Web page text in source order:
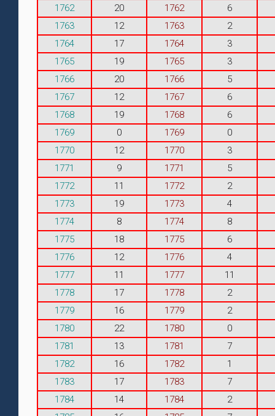
1762
20 1762
6
1763
12 1763
2
1764
17 1764
3
1765
19 1765
3
1766
20 1766
5
1767
12 1767
6
1768
19 1768
6
1769
0 1769
0
1770
12 1770
3
1771
9 1771
5
1772
11 1772
2
1773
19 1773
4
1774
8 1774
8
1775
18 1775
6
1776
12 1776
4
1777
11 1777
11
1778
17 1778
2
1779
16 1779
2
1780
22 1780
0
1781
13 1781
7
1782
16 1782
1
1783
17 1783
7
1784
14 1784
2